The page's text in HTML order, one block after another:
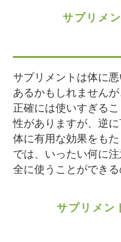
サプリメ
サプリメントは体に
あるかもしれませんが
正確には使いすぎる
性がありますが、逆
体に有用な効果をもた
では、いったい何に
全に使うことができる
サプリメン